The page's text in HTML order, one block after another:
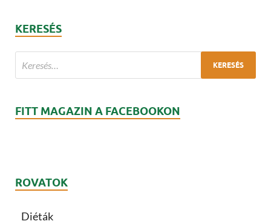
KERESÉS
FITT MAGAZIN A FACEBOOKON
ROVATOK
Diéták